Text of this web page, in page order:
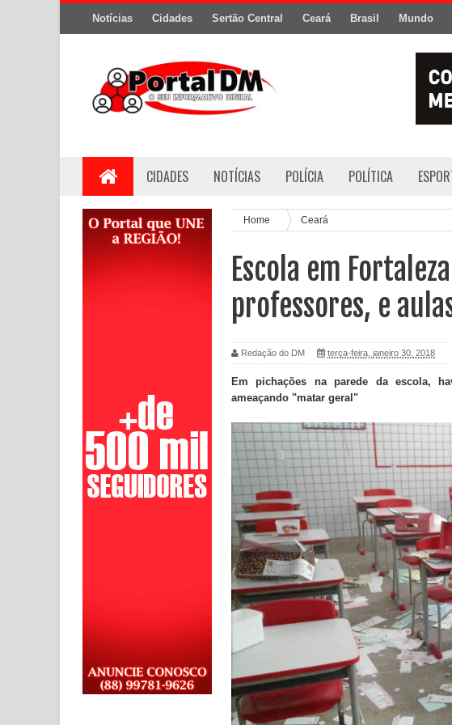
Notícias Cidades Sertão Central Ceará Brasil Mundo
CIDADES NOTÍCIAS POLÍCIA POLÍTICA
Home Ceará
Escola em
professores, e
Redação do DM terça-feira, janeiro 30, 2018
Em pichações na parede da escola,
ameaçando "matar geral"